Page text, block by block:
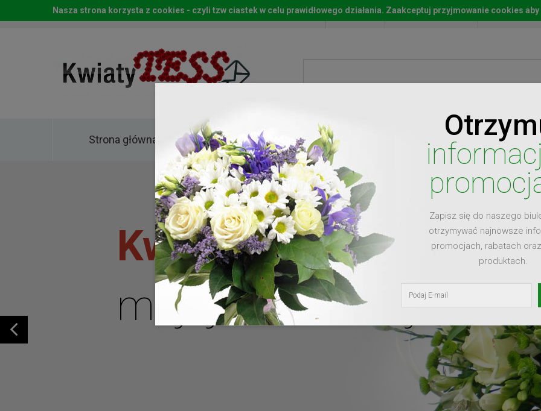
Start Moje konto Lista
Strona główna Kwiaty
Kwiaty dla
mojej ukochanej
Zapisz się do naszego
otrzymywać najnowsze
promocjach, rabatach
produktach.
Nasza strona korzysta z cookies - czyli tzw ciastek w celu prawidłowego działania. Zaakceptuj przyjmowanie cookies